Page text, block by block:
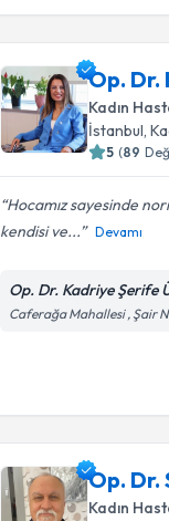
Op. Dr.
Kadın
İstanbul,
5 (89
Hocamız sayesinde
kendisi ve...
Devamı
Op. Dr. Kadriye Şerife
Caferağa Mahallesi , Şair
Op. Dr.
Kadın